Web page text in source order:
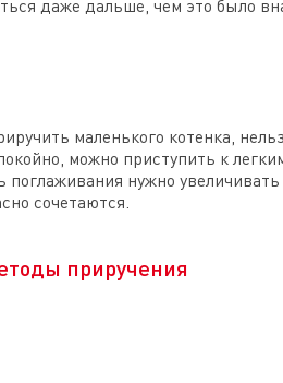
даже дальше, чем это было
маленького котенка,
можно приступить к
поглаживания нужно
сочетаются.
приручения